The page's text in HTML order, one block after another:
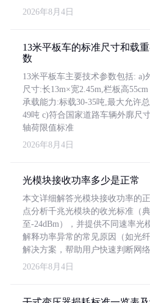
2026年8月4日
13米平板车的标准尺寸和载
数
13米平板车主要技术参数包括: a)
尺寸:长13m×宽2.45m,栏板高55cm
承载能力:标载30-35吨,最大允许
49吨 c)符合国家道路车辆外廓尺
轴荷限值标准
2026年8月4日
光模块接收功率多少是正常
本文详细解答光模块接收功率的
点分析千兆光模块的收光标准（
至-24dBm），并提供不同速率光
解释功率异常的常见原因（如光
解决方案，帮助用户快速判断网络
2026年8月4日